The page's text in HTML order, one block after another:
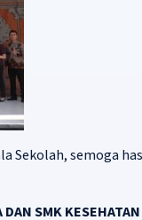
Sekolah, semoga
DAN SMK